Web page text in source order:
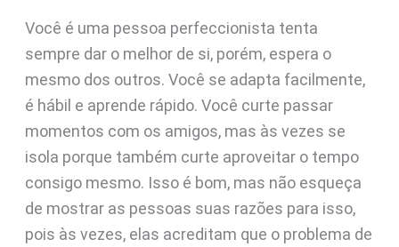
Você é uma pessoa perfeccionista tenta
sempre dar o melhor de si, porém, espera o
mesmo dos outros. Você se adapta facilmente,
é hábil e aprende rápido. Você curte passar
momentos com os amigos, mas às vezes se
isola porque também curte aproveitar o tempo
consigo mesmo. Isso é bom, mas não esqueça
de mostrar as pessoas suas razões para isso,
pois às vezes, elas acreditam que o problema de